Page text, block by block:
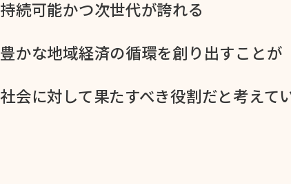
持続可能かつ次世代が​誇れる
豊かな​地域経済の​循環を​創り出すことが
社会に​対して​果た​すべき役割だと​考えて